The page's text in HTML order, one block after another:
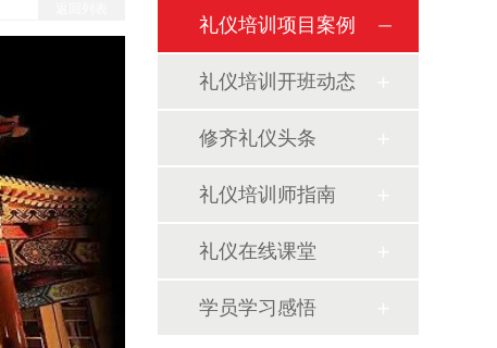
礼仪培训项目案例
礼仪培训开班动态
修齐礼仪头条
礼仪培训师指南
礼仪在线课堂
学员学习感悟